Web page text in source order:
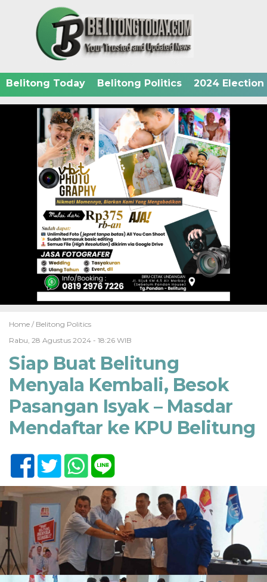
Belitong Today Belitong Politics 2024 Election
Home / Belitong Politics
Rabu, 28 Agustus 2024 - 18:26 WIB
Siap Buat Belitung
Menyala Kembali, Besok
Pasangan Isyak – Masdar
Mendaftar ke KPU Belitung